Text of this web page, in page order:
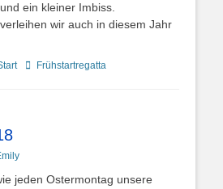
ein kleiner Imbiss.
wir auch in diesem Jahr
Schlagworte
Frühstartregatta
jeden Ostermontag unsere